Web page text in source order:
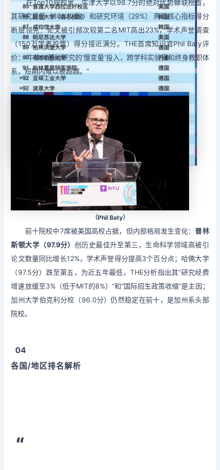
在Top10院校里，牛津大学以98.7分的绝对优势蝉联榜首，
其研究质量（30%权重） 和研究环境（29%） 两项核心指标得分
断层领先：论文被引频次较第二名MIT高出23%，学术声誉调查
（150万学者投票）得分接近满分。THE首席知识官Phil Baty评
价：“牛津对基础研究的‘慢变量’投入，跨学科实验室和终身教职体
系，短期内难以被超越。”
（Phil Baty）
前十院校中7席被美国高校占据，但内部格局发生变化：普林
斯顿大学（97.9分） 创历史最佳升至第三，生命科学领域高被引
论文数量同比增长12%，学术声誉得分提高3个百分点；哈佛大学
（97.5分）跌至第五，为近五年最低，THE分析指出其“研究经费
增速放缓至3%（低于MIT的8%）”和“国际招生政策收缩”是主因；
加州大学伯克利分校（96.0分）仍然稳定在前十，是加州系头部
院校。
04
各国/地区排名解析
“